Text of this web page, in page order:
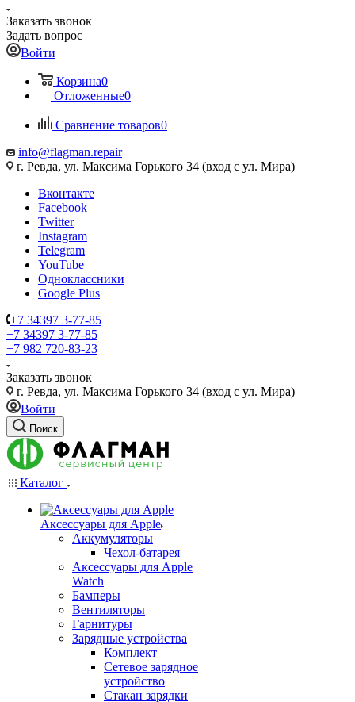
Заказать звонок
Задать вопрос
Войти
Корзина0
Отложенные0
Сравнение товаров0
info@flagman.repair
г. Ревда, ул. Максима Горького 34 (вход с ул. Мира)
Вконтакте
Facebook
Twitter
Instagram
Telegram
YouTube
Одноклассники
Google Plus
+7 34397 3-77-85
+7 34397 3-77-85
+7 982 720-83-23
Заказать звонок
г. Ревда, ул. Максима Горького 34 (вход с ул. Мира)
Войти
Поиск
Каталог
Аксессуары для Apple
Аккумуляторы
Чехол-батарея
Аксессуары для Apple
Watch
Бамперы
Вентиляторы
Гарнитуры
Зарядные устройства
Комплект
Сетевое зарядное
устройство
Стакан зарядки